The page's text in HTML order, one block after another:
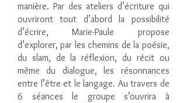
manière. Par des ateliers d’écriture qui
ouvriront tout d’abord la possibilité
d’écrire, Marie-Paule propose
d’explorer, par les chemins de la poésie,
du slam, de la réflexion, du récit ou
même du dialogue, les résonnances
entre l’être et le langage. Au travers de
6 séances le groupe s’ouvrira à